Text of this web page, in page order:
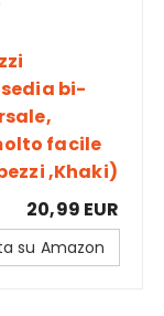
bi-
facile
,Khaki)
20,99 EUR
su Amazon